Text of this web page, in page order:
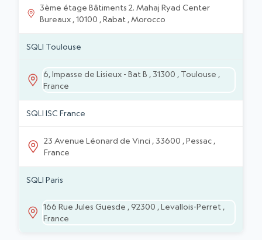
3ème étage Bâtiments 2. Mahaj Ryad Center
Bureaux , 10100 , Rabat , Morocco
SQLI Toulouse
6, Impasse de Lisieux - Bat B , 31300 , Toulouse ,
France
SQLI ISC France
23 Avenue Léonard de Vinci , 33600 , Pessac ,
France
SQLI Paris
166 Rue Jules Guesde , 92300 , Levallois-Perret ,
France